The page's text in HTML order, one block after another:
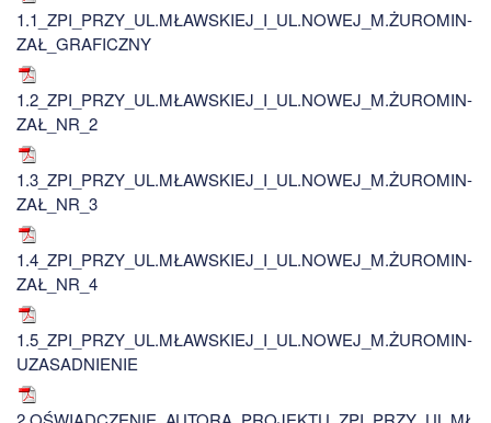
1.1_ZPI_PRZY_UL.MŁAWSKIEJ_I_UL.NOWEJ_M.ŻUROMIN-
ZAŁ_GRAFICZNY
1.2_ZPI_PRZY_UL.MŁAWSKIEJ_I_UL.NOWEJ_M.ŻUROMIN-
ZAŁ_NR_2
1.3_ZPI_PRZY_UL.MŁAWSKIEJ_I_UL.NOWEJ_M.ŻUROMIN-
ZAŁ_NR_3
1.4_ZPI_PRZY_UL.MŁAWSKIEJ_I_UL.NOWEJ_M.ŻUROMIN-
ZAŁ_NR_4
1.5_ZPI_PRZY_UL.MŁAWSKIEJ_I_UL.NOWEJ_M.ŻUROMIN-
UZASADNIENIE